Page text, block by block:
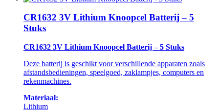
CR1632 3V Lithium Knoopcel Batterij – 5
Stuks
CR1632 3V Lithium Knoopcel Batterij – 5 Stuks
Deze batterij is geschikt voor verschillende apparaten zoals
afstandsbedieningen, speelgoed, zaklampjes, computers en
rekenmachines.
Materiaal:
Lithium